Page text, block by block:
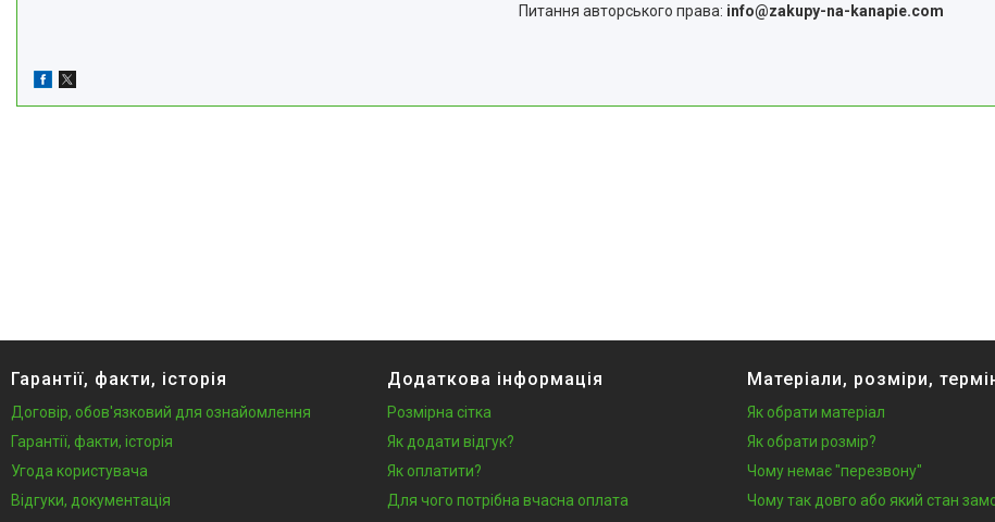
Питання авторського права: info@zakupy-na-kanapie.com
Гарантії, факти, історія
Договір, обов'язковий для ознайомлення
Гарантії, факти, історія
Угода користувача
Відгуки, документація
Додаткова інформація
Розмірна сітка
Як додати відгук?
Як оплатити?
Для чого потрібна вчасна оплата
Матеріали, розміри,
Як обрати матеріал
Як обрати розмір?
Чому немає "перезвону"
Чому так довго або який стан